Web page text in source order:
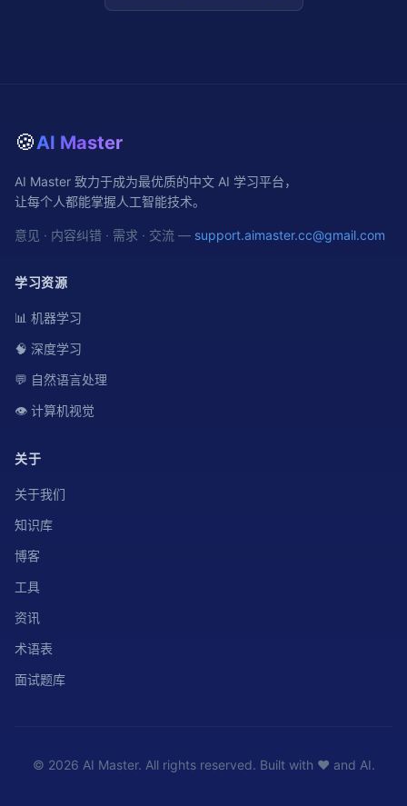
🍪AI Master
AI Master 致力于成为最优质的中文 AI 学习平台，
让每个人都能掌握人工智能技术。
意见 · 内容纠错 · 需求 · 交流 — support.aimaster.cc@gmail.com
学习资源
📊 机器学习
🧠 深度学习
💬 自然语言处理
👁️ 计算机视觉
关于
关于我们
知识库
博客
工具
资讯
术语表
面试题库
© 2026 AI Master. All rights reserved. Built with ❤️ and AI.